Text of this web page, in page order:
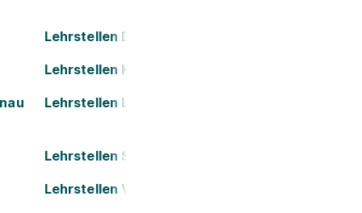
Lehrstellen Dornbirn
Lehrstellen Kapfenberg
Lehrstellen Leoben
Lehrstellen Salzburg
Lehrstellen Villach